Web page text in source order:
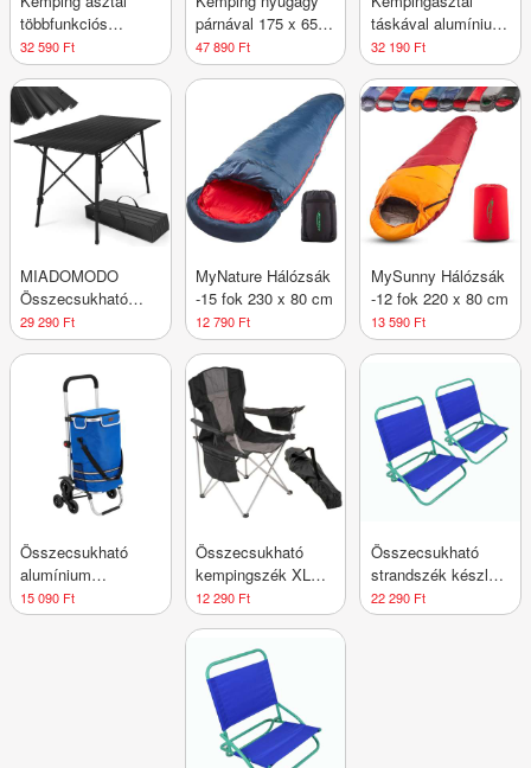
többfunkciós
DIVERO®
32 590 Ft
párnával 175 x 65
cm khaki színű
47 890 Ft
táskával alumínium
108 x 71 x 72 cm
szürke
32 190 Ft
MIADOMODO
Összecsukható
kempingasztal 90 x
45 x 53 cm fekete
29 290 Ft
MyNature Hálózsák
-15 fok 230 x 80 cm
12 790 Ft
MySunny Hálózsák
-12 fok 220 x 80 cm
13 590 Ft
Összecsukható
alumínium
bevásárlókocsi 6
kerekes 30 kg
15 090 Ft
Összecsukható
kempingszék XL
hűtőtáskával
fekete/szürke
12 290 Ft
Összecsukható
strandszék készlet
PVC 2 db kék-zöld
22 290 Ft